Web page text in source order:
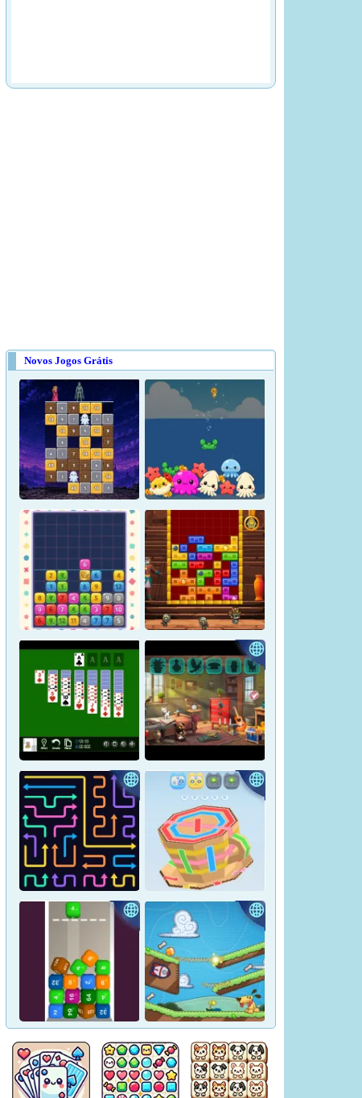
Novos Jogos Grátis
Magic Stone Puzzle: The
Petrified Prince
Osakana Game
Crown Pop
Yukon Solitaire
Hidden Objects: Hilltop
Manor
Tap Arrows: New Levels Tape Sort 3D